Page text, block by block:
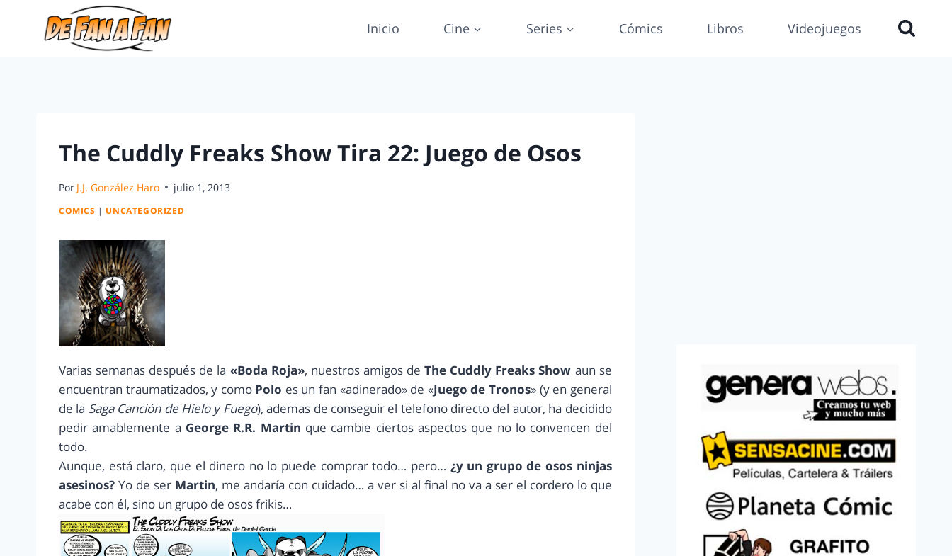
Inicio Cine Series Cómics Libros Videojuegos
The Cuddly Freaks Show Tira 22: Juego de Osos
Por J.J. González Haro julio 1, 2013
COMICS | UNCATEGORIZED
Varias semanas después de la «Boda Roja», nuestros amigos deThe Cuddly Freaks Show aun se
encuentran traumatizados, y comoPolo es un fan «adinerado» de «Juego de Tronos» (y en general
de la Saga Canción de Hielo y Fuego), ademas de conseguir el telefono directo del autor, ha decidido
pedir amablemente a George R.R. Martin que cambie ciertos aspectos que no lo convencen del
todo.
Aunque, está claro, que el dinero no lo puede comprar todo… pero… ¿y un grupo de osos ninjas
asesinos? Yo de ser Martin, me andaría con cuidado… a ver si al final no va a ser el cordero lo que
acabe con él, sino un grupo de osos frikis…